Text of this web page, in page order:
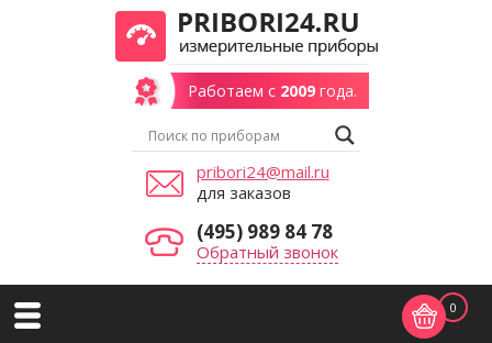
Работаем с 2009года.
pribori24@mail.ru
для заказов
(495) 989 84 78
Обратный звонок
0